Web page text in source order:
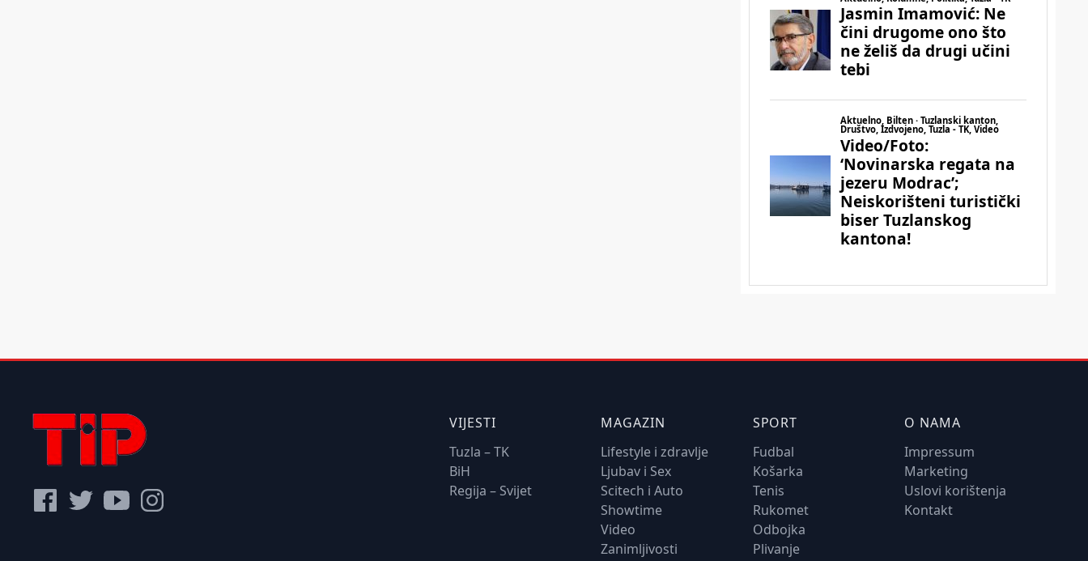
VIJESTI
Tuzla – TK
BiH
Regija – Svijet
MAGAZIN
Lifestyle i zdravlje
Ljubav i Sex
Scitech i Auto
Showtime
Video
Zanimljivosti
SPORT
Fudbal
Košarka
Tenis
Rukomet
Odbojka
Plivanje
O NAMA
Impressum
Marketing
Uslovi korištenja
Kontakt